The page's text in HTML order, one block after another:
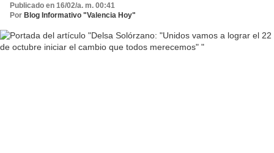
Publicado en 16/02/a. m. 00:41
Por Blog Informativo "Valencia Hoy"